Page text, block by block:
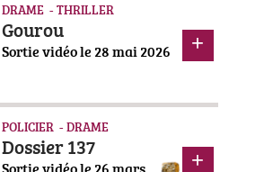
DRAME - THRILLER
Gourou
Sortie vidéo le 28 mai 2026
POLICIER - DRAME
Dossier 137